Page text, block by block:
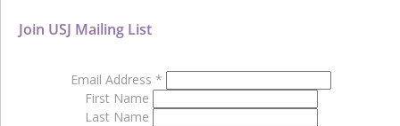
Join USJ Mailing List
Email Address *
First Name
Last Name